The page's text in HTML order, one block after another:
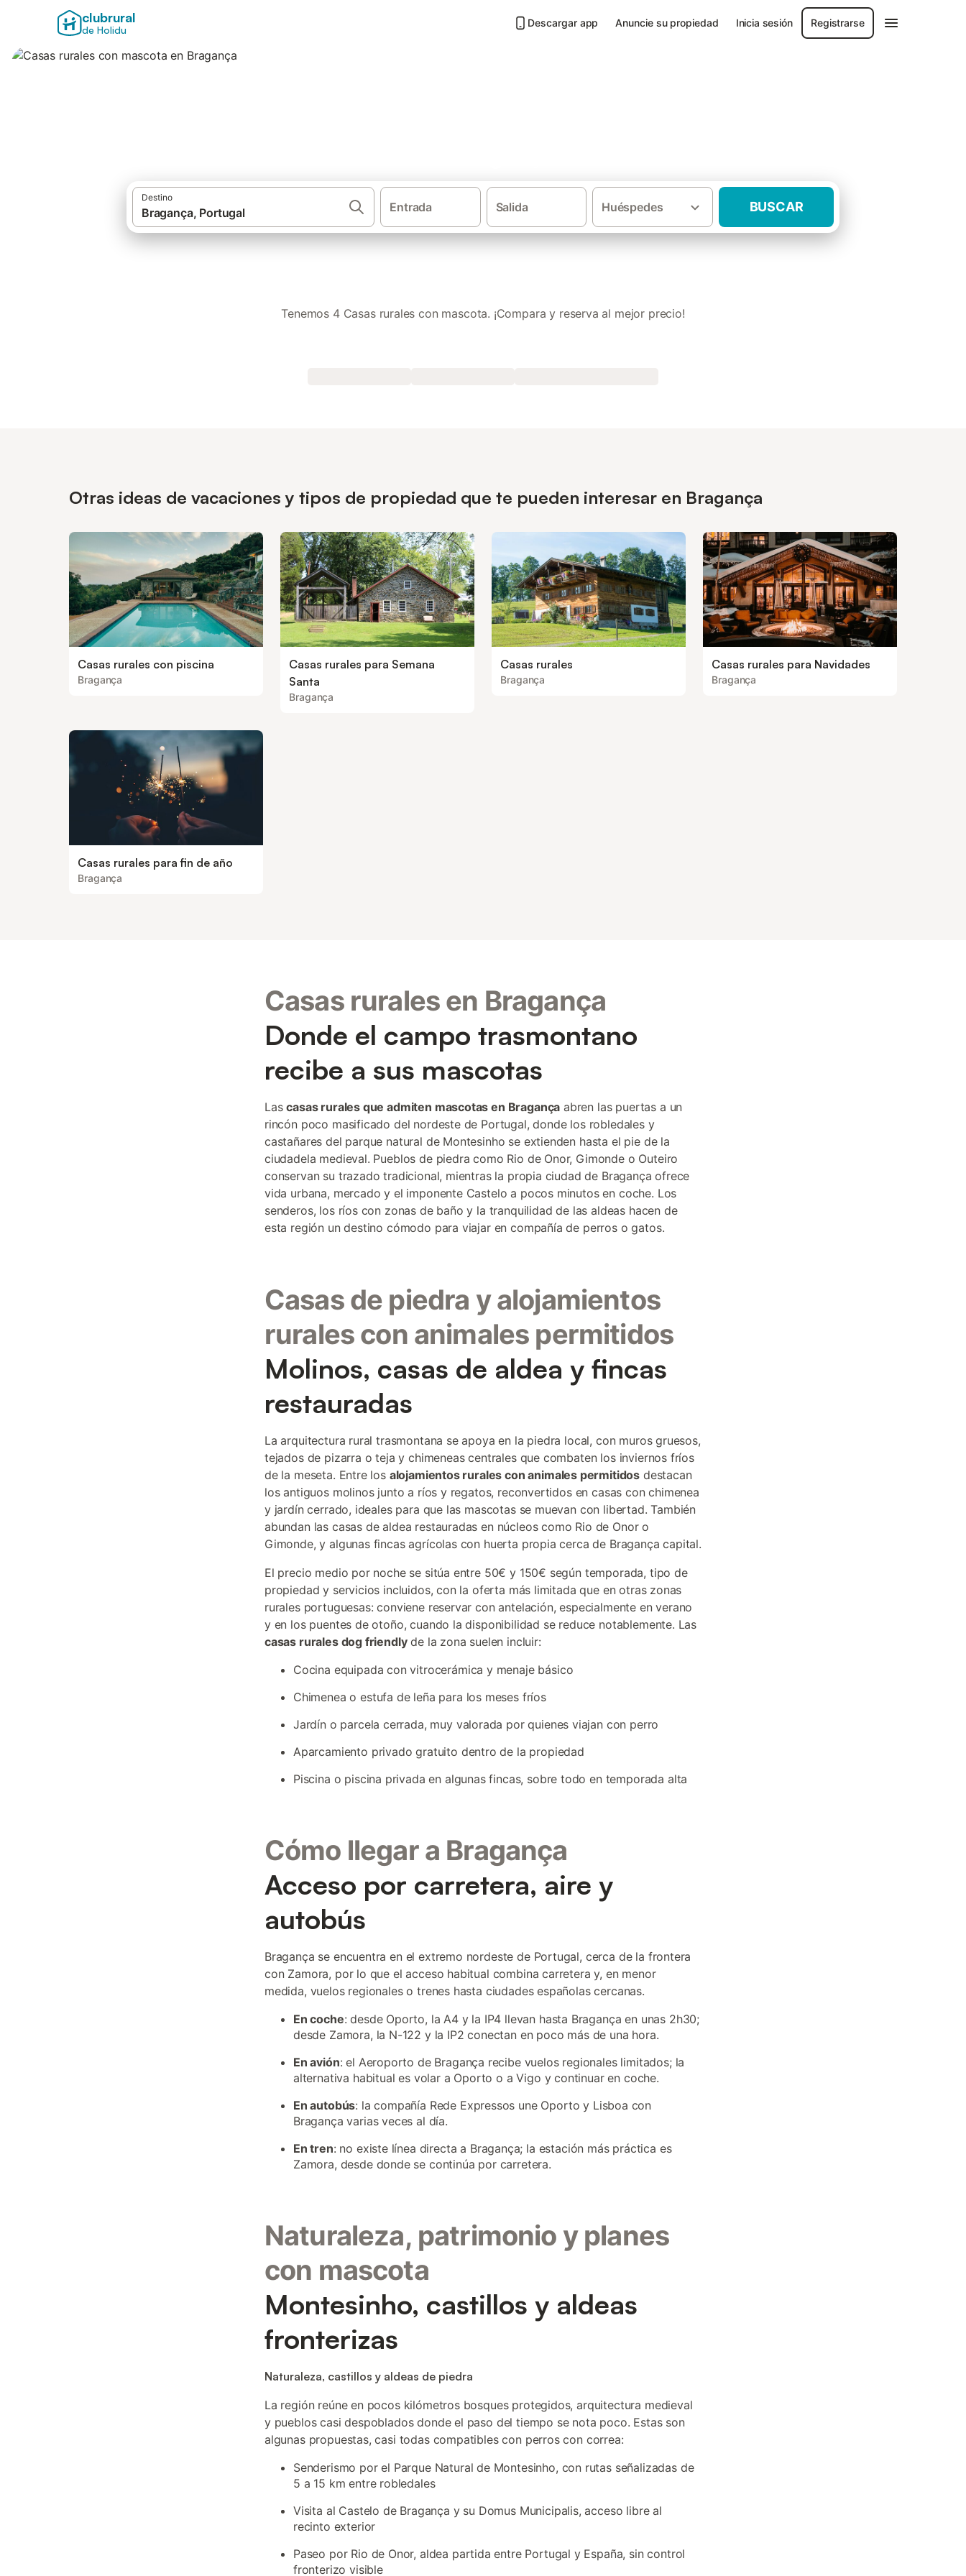
clubrural
de Holidu
Descargar app Anuncie su propiedad Inicia sesión Registrarse
Destino
Entrada Salida Huéspedes BUSCAR
Tenemos 4 Casas rurales con mascota. ¡Compara y reserva al mejor precio!
Otras ideas de vacaciones y tipos de propiedad que te pueden interesar en Bragança
Casas rurales con piscina
Bragança
Casas rurales para Semana
Santa
Bragança
Casas rurales
Bragança
Casas rurales para Navidades
Bragança
Casas rurales para fin de año
Bragança
Casas rurales en Bragança
Donde el campo trasmontano
recibe a sus mascotas
Lascasas rurales que admiten mascotas en Bragança abren las puertas a un
rincón poco masificado del nordeste de Portugal, donde los robledales y
castañares del parque natural de Montesinho se extienden hasta el pie de la
ciudadela medieval. Pueblos de piedra como Rio de Onor, Gimonde o Outeiro
conservan su trazado tradicional, mientras la propia ciudad de Bragança ofrece
vida urbana, mercado y el imponente Castelo a pocos minutos en coche. Los
senderos, los ríos con zonas de baño y la tranquilidad de las aldeas hacen de
esta región un destino cómodo para viajar en compañía de perros o gatos.
Casas de piedra y alojamientos
rurales con animales permitidos
Molinos, casas de aldea y fincas
restauradas
La arquitectura rural trasmontana se apoya en la piedra local, con muros gruesos,
tejados de pizarra o teja y chimeneas centrales que combaten los inviernos fríos
de la meseta. Entre los alojamientos rurales con animales permitidos destacan
los antiguos molinos junto a ríos y regatos, reconvertidos en casas con chimenea
y jardín cerrado, ideales para que las mascotas se muevan con libertad. También
abundan las casas de aldea restauradas en núcleos como Rio de Onor o
Gimonde, y algunas fincas agrícolas con huerta propia cerca de Bragança capital.
El precio medio por noche se sitúa entre 50€ y 150€ según temporada, tipo de
propiedad y servicios incluidos, con la oferta más limitada que en otras zonas
rurales portuguesas: conviene reservar con antelación, especialmente en verano
y en los puentes de otoño, cuando la disponibilidad se reduce notablemente. Las
casas rurales dog friendlyde la zona suelen incluir:
Cocina equipada con vitrocerámica y menaje básico
Chimenea o estufa de leña para los meses fríos
Jardín o parcela cerrada, muy valorada por quienes viajan con perro
Aparcamiento privado gratuito dentro de la propiedad
Piscina o piscina privada en algunas fincas, sobre todo en temporada alta
Cómo llegar a Bragança
Acceso por carretera, aire y
autobús
Bragança se encuentra en el extremo nordeste de Portugal, cerca de la frontera
con Zamora, por lo que el acceso habitual combina carretera y, en menor
medida, vuelos regionales o trenes hasta ciudades españolas cercanas.
En coche: desde Oporto, la A4 y la IP4 llevan hasta Bragança en unas 2h30;
desde Zamora, la N-122 y la IP2 conectan en poco más de una hora.
En avión: el Aeroporto de Bragança recibe vuelos regionales limitados; la
alternativa habitual es volar a Oporto o a Vigo y continuar en coche.
En autobús: la compañía Rede Expressos une Oporto y Lisboa con
Bragança varias veces al día.
En tren: no existe línea directa a Bragança; la estación más práctica es
Zamora, desde donde se continúa por carretera.
Naturaleza, patrimonio y planes
con mascota
Montesinho, castillos y aldeas
fronterizas
Naturaleza, castillos y aldeas de piedra
La región reúne en pocos kilómetros bosques protegidos, arquitectura medieval
y pueblos casi despoblados donde el paso del tiempo se nota poco. Estas son
algunas propuestas, casi todas compatibles con perros con correa:
Senderismo por el Parque Natural de Montesinho, con rutas señalizadas de
5 a 15 km entre robledales
Visita al Castelo de Bragança y su Domus Municipalis, acceso libre al
recinto exterior
Paseo por Rio de Onor, aldea partida entre Portugal y España, sin control
fronterizo visible